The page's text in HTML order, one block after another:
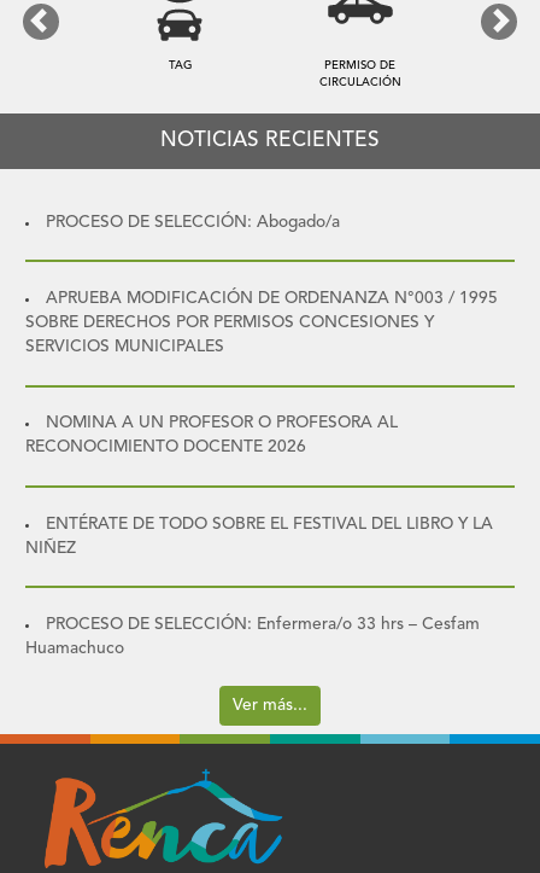
TAG
PERMISO DE
CIRCULACIÓN
Previous Next
NOTICIAS RECIENTES
PROCESO DE SELECCIÓN: Abogado/a
APRUEBA MODIFICACIÓN DE ORDENANZA N°003 / 1995
SOBRE DERECHOS POR PERMISOS CONCESIONES Y
SERVICIOS MUNICIPALES
NOMINA A UN PROFESOR O PROFESORA AL
RECONOCIMIENTO DOCENTE 2026
ENTÉRATE DE TODO SOBRE EL FESTIVAL DEL LIBRO Y LA
NIÑEZ
PROCESO DE SELECCIÓN: Enfermera/o 33 hrs – Cesfam
Huamachuco
Ver más...